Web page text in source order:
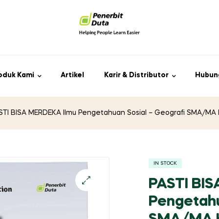
Kami Artikel Karir & Distributor
BISA MERDEKA Ilmu Pengetahuan Sosial – Geografi SMA/MA
IN STOCK
PASTI